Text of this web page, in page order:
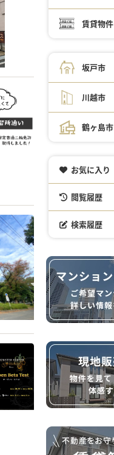
賃貸物件
坂戸市
川越市
鶴ヶ島市
お気に入り
閲覧履歴
検索履歴